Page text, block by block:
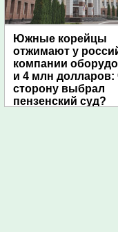
Южные корейцы
отжимают у
компании
и 4 млн долларов:
сторону выбрал
пензенский суд?